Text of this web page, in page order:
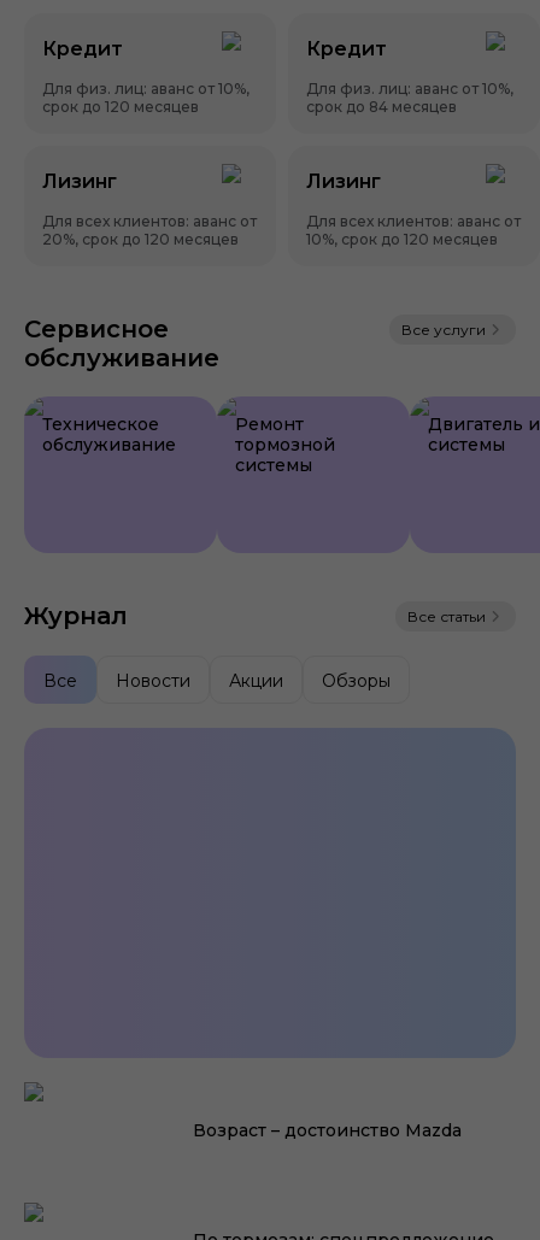
Кредит
Для физ. лиц: аванс от 10%,
срок до 120 месяцев
Кредит
Для физ. лиц: аванс от 10%,
срок до 84 месяцев
Лизинг
Для всех клиентов: аванс от
20%, срок до 120 месяцев
Лизинг
Для всех клиентов: аванс от
10%, срок до 120 месяцев
Сервисное
обслуживание
Все услуги
Техническое
обслуживание
Ремонт
тормозной
системы
Двигатель
системы
Журнал Все статьи
Все Новости Акции Обзоры
познакомимся!Возраст – достоинство Mazda